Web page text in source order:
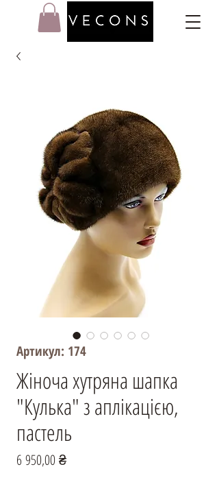
Артикул: 174
Жіноча хутряна шапка
"Кулька" з аплікацією,
пастель
6 950,00 ₴Ціна